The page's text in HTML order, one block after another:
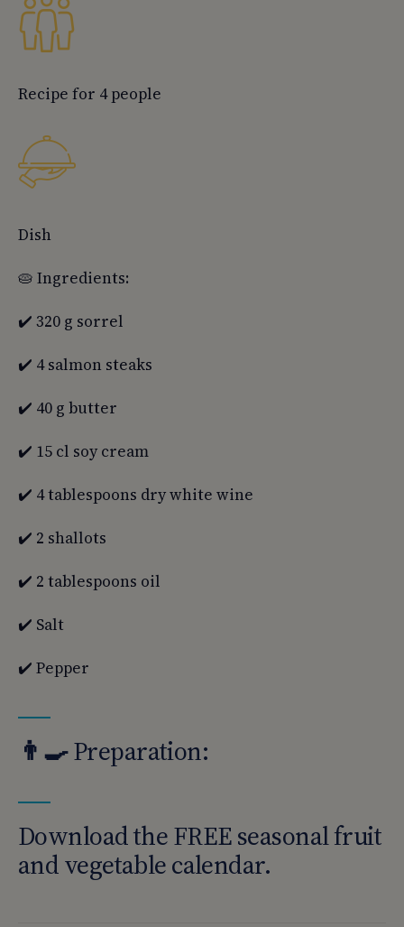
Recipe for 4 people
Dish
🥧 Ingredients:
✔️ 320 g sorrel
✔️ 4 salmon steaks
✔️ 40 g butter
✔️ 15 cl soy cream
✔️ 4 tablespoons dry white wine
✔️ 2 shallots
✔️ 2 tablespoons oil
✔️ Salt
✔️ Pepper
👨‍🍳Preparation:
Download the FREE seasonal fruit
and vegetable calendar.